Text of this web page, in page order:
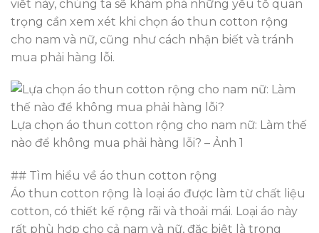
viết này, chúng ta sẽ khám phá những yếu tố quan
trọng cần xem xét khi chọn áo thun cotton rộng
cho nam và nữ, cũng như cách nhận biết và tránh
mua phải hàng lỗi.
Lựa chọn áo thun cotton rộng cho nam nữ: Làm thế
nào để không mua phải hàng lỗi? – Ảnh 1
## Tìm hiểu về áo thun cotton rộng
Áo thun cotton rộng là loại áo được làm từ chất liệu
cotton, có thiết kế rộng rãi và thoải mái. Loại áo này
rất phù hợp cho cả nam và nữ, đặc biệt là trong